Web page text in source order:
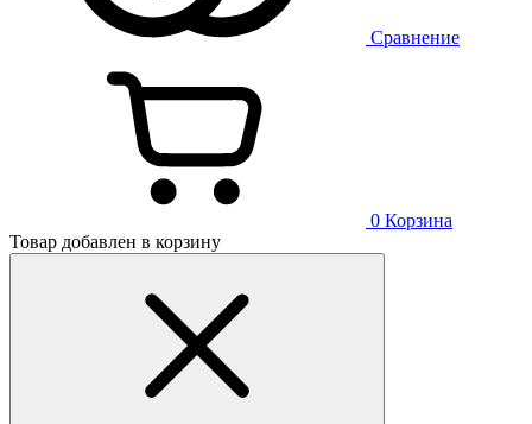
Сравнение
0 Корзина
Товар добавлен в корзину